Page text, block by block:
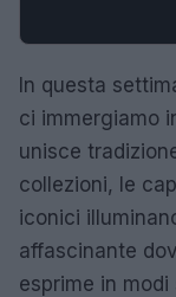
In questa
ci immergiamo
unisce
collezioni, le
iconici
affascinante
esprime in modi